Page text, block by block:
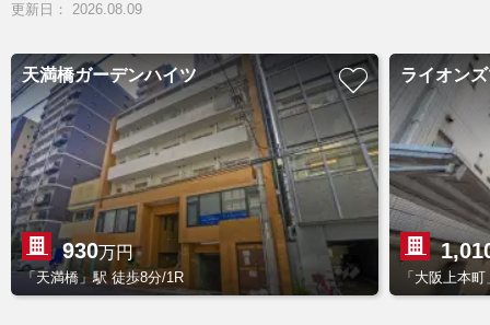
更新日： 2026.08.09
天満橋ガーデンハイツ
930万円
「天満橋」駅 徒歩8分/1R
ライオン
「大阪上本